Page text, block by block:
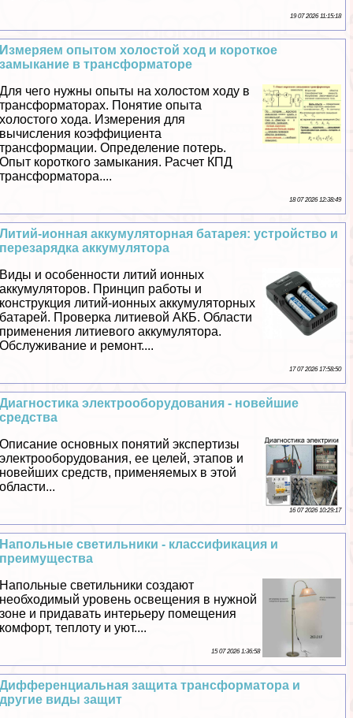
19 07 2026 11:15:18
Измеряем опытом холостой ход и короткое
замыкание в трaнcформаторе
Для чего нужны опыты на холостом ходу в
трaнcформаторах. Понятие опыта
холостого хода. Измерения для
вычисления коэффициента
трaнcформации. Определение потерь.
Опыт короткого замыкания. Расчет КПД
трaнcформатора....
18 07 2026 12:38:49
Литий-ионная аккумуляторная батарея: устройство и
перезарядка аккумулятора
Виды и особенности литий ионных
аккумуляторов. Принцип работы и
конструкция литий-ионных аккумуляторных
батарей. Проверка литиевой АКБ. Области
применения литиевого аккумулятора.
Обслуживание и ремонт....
17 07 2026 17:58:50
Диагностика электрооборудования - новейшие
средства
Описание основных понятий экспертизы
электрооборудования, ее целей, этапов и
новейших средств, применяемых в этой
области...
16 07 2026 10:29:17
Напольные светильники - классификация и
преимущества
Напольные светильники создают
необходимый уровень освещения в нужной
зоне и придавать интерьеру помещения
комфорт, теплоту и уют....
15 07 2026 1:36:58
Дифференциальная защита трaнcформатора и
другие виды защит